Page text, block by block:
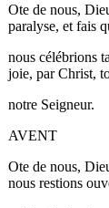
Ote de nous,
paralyse, et fais
nous célébrions
joie, par Christ,
notre Seigneur.
AVENT
Ote de nous,
nous restions